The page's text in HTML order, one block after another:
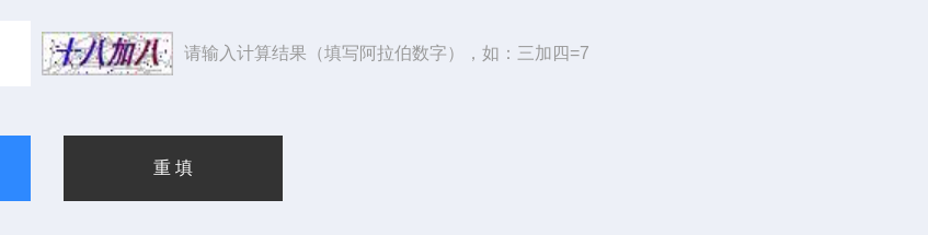
请输入计算结果（填写阿拉伯数字），如：三加四=7